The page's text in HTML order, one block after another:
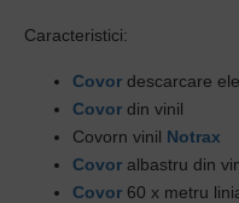
Caracteristici:
Covor descarcare
Covor din vinil
Covorn vinil Notrax
Covor albastru din
Covor 60 x metru